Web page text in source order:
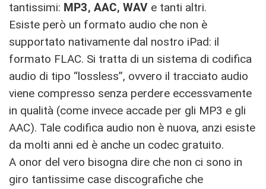
tantissimi: MP3, AAC, WAVe tanti altri.
Esiste però un formato audio che non è
supportato nativamente dal nostro iPad: il
formato FLAC. Si tratta di un sistema di codifica
audio di tipo “lossless”, ovvero il tracciato audio
viene compresso senza perdere eccessvamente
in qualità (come invece accade per gli MP3 e gli
AAC). Tale codifica audio non è nuova, anzi esiste
da molti anni ed è anche un codec gratuito.
A onor del vero bisogna dire che non ci sono in
giro tantissime case discografiche che